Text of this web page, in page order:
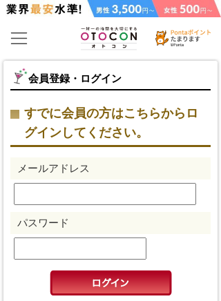
会員登録・ログイン
すでに会員の方はこちらからロ
グインしてください。
メールアドレス
パスワード